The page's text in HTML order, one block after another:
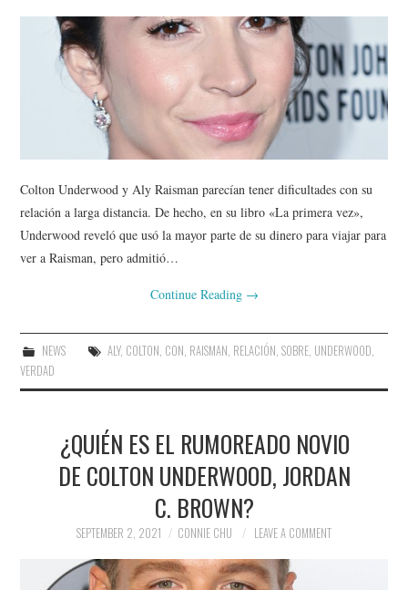
SPORTS
TECHNOLOGY
Colton Underwood y Aly Raisman parecían tener dificultades con su
relación a larga distancia. De hecho, en su libro «La primera vez»,
Underwood reveló que usó la mayor parte de su dinero para viajar para
ver a Raisman, pero admitió…
Continue Reading →
NEWS ALY, COLTON, CON, RAISMAN, RELACIÓN, SOBRE, UNDERWOOD,
VERDAD
¿QUIÉN ES EL RUMOREADO NOVIO
DE COLTON UNDERWOOD, JORDAN
C. BROWN?
SEPTEMBER 2, 2021 CONNIE CHU LEAVE A COMMENT